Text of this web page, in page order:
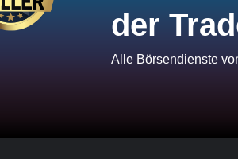
der
Alle Börsendienste